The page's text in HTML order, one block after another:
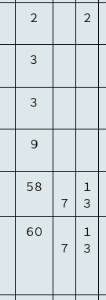
２ ２
３
３
９
５８
７
１
３
６０
７
１
３